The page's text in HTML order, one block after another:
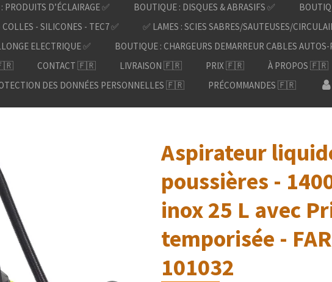
PRODUITS D’ÉCLAIRAGE ✅ BOUTIQUE : DISQUES & ABRASIFS ✅
COLLES - SILICONES - TEC7 ✅
✅ LAMES : SCIES SABRES/SAUTEUSES/
ELECTRIQUE ✅ BOUTIQUE : CHARGEURS DEMARREUR CABLES AUTOS-
🇫🇷 CONTACT 🇫🇷 LIVRAISON 🇫🇷 PRIX 🇫🇷 À PROPOS 🇫🇷
DES DONNÉES PERSONNELLES 🇫🇷 PRÉCOMMANDES 🇫🇷
Aspirateur
poussières -
inox 25 L avec
temporisée -
101032